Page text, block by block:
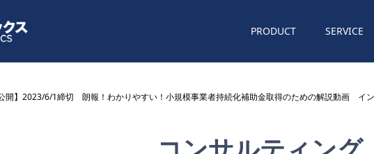
PRODUCT SERVICE
公開】2023/6/1締切 朗報！わかりやすい！小規模事業者持続化補助金取得のための解説動画 イ